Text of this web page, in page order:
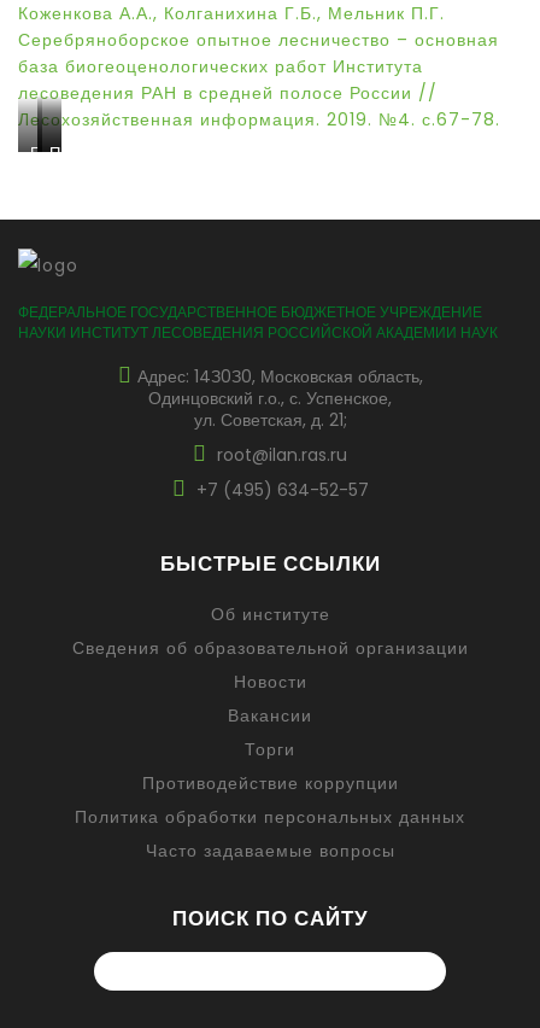
Коженкова А.А., Колганихина Г.Б., Мельник П.Г.
Серебряноборское опытное лесничество – основная
база биогеоценологических работ Института
лесоведения РАН в средней полосе России //
Лесохозяйственная информация. 2019. №4. с.67-78.
Барвинок
опытном
Печеночница
опытном
Посадки
Серебряноборском
лесничестве
ФЕДЕРАЛЬНОЕ ГОСУДАРСТВЕННОЕ БЮДЖЕТНОЕ УЧРЕЖДЕНИЕ
НАУКИ ИНСТИТУТ ЛЕСОВЕДЕНИЯ РОССИЙСКОЙ АКАДЕМИИ НАУК
Адрес: 14З0З0, Московская область,
Одинцовский г.о., с. Успенское,
ул. Советская, д. 21;
root@ilan.ras.ru
+7 (495) 634-52-57
БЫСТРЫЕ ССЫЛКИ
Об институте
Сведения об образовательной организации
Новости
Вакансии
Торги
Противодействие коррупции
Политика обработки персональных данных
Часто задаваемые вопросы
ПОИСК ПО САЙТУ